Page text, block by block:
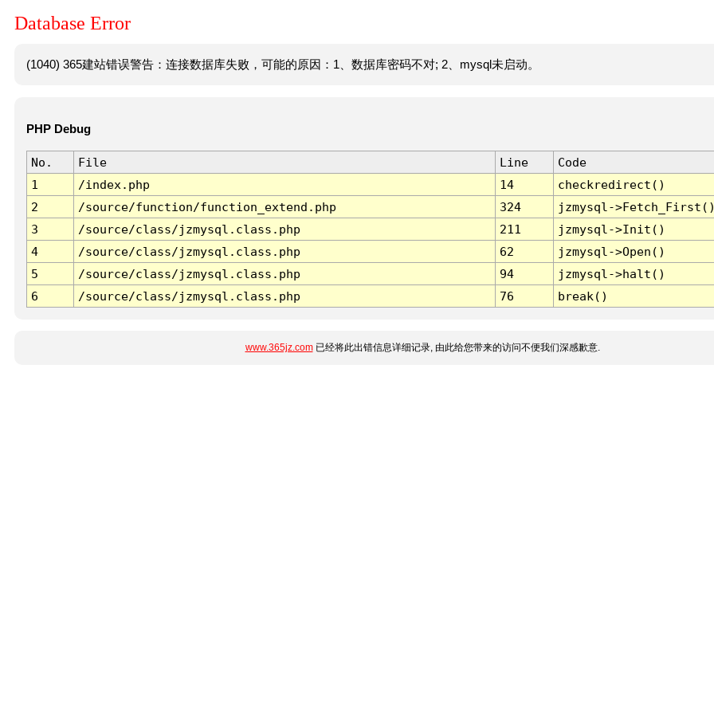
Database Error
(1040) 365建站错误警告：连接数据库失败，可能的原因：1、数据库密码不对; 2、mysql未启动。
PHP Debug
No. File Line
Code
1
/index.php 14
checkredirect()
2
/source/function/function_extend.php 324
jzmysql-
3
/source/class/jzmysql.class.php 211
jzmysql->Init()
4
/source/class/jzmysql.class.php 62
jzmysql->Open()
5
/source/class/jzmysql.class.php 94
jzmysql->halt()
6
/source/class/jzmysql.class.php 76 break()
www.365jz.com已经将此出错信息详细记录, 由此给您带来的访问不便我们深感歉意.